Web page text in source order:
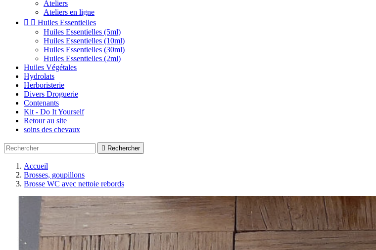
Ateliers
Ateliers en ligne
  Huiles Essentielles
Huiles Essentielles (5ml)
Huiles Essentielles (10ml)
Huiles Essentielles (30ml)
Huiles Essentielles (2ml)
Huiles Végétales
Hydrolats
Herboristerie
Divers Droguerie
Contenants
Kit - Do It Yourself
Retour au site
soins des chevaux
 Rechercher
Accueil
Brosses, goupillons
Brosse WC avec nettoie rebords